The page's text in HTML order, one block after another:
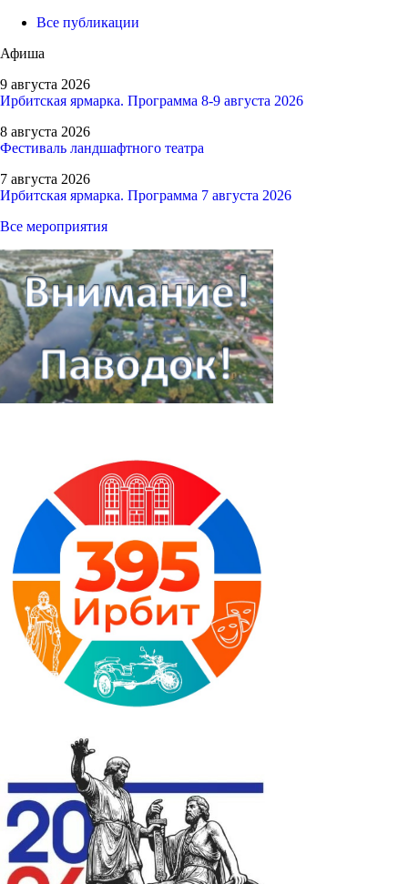
Все публикации
Афиша
9 августа 2026
Ирбитская ярмарка. Программа 8-9 августа 2026
8 августа 2026
Фестиваль ландшафтного театра
7 августа 2026
Ирбитская ярмарка. Программа 7 августа 2026
Все мероприятия